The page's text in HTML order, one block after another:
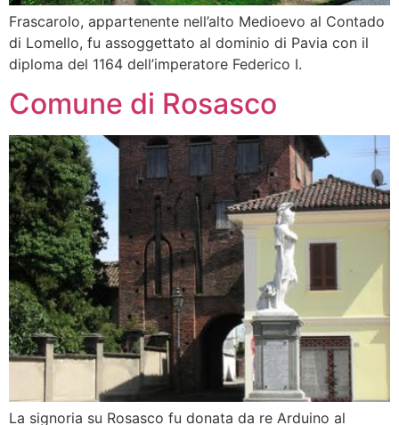
Frascarolo, appartenente nell’alto Medioevo al Contado
di Lomello, fu assoggettato al dominio di Pavia con il
diploma del 1164 dell’imperatore Federico I.
Comune di Rosasco
La signoria su Rosasco fu donata da re Arduino al